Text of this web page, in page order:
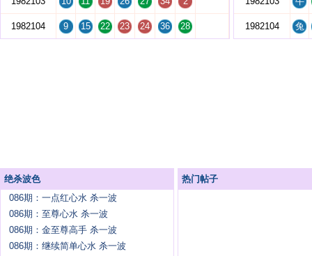
1982104 9 15 22 23 24 36 28 1982104 兔
绝杀波色
086期：一点红心水 杀一波
086期：至尊心水 杀一波
086期：金至尊高手 杀一波
086期：继续简单心水 杀一波
热门帖子